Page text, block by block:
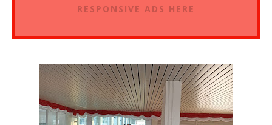
RESPONSIVE ADS HERE